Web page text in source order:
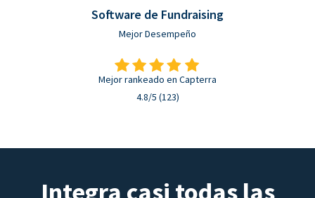
Software de Fundraising
Mejor Desempeño
Mejor rankeado en Capterra
4.8/5 (123)